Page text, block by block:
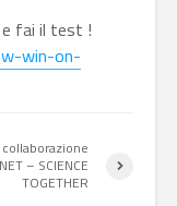
e fai il test !
win-on-
collaborazione
– SCIENCE
TOGETHER